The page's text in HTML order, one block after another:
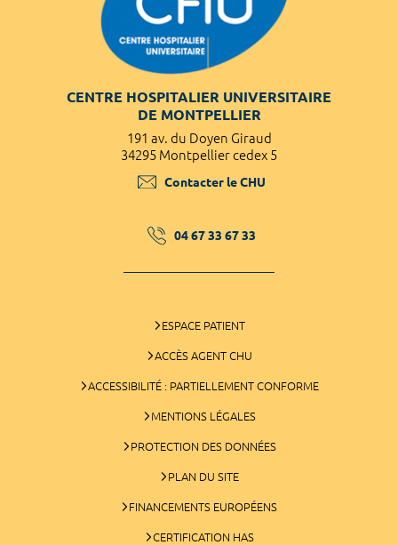
CENTRE HOSPITALIER UNIVERSITAIRE
DE MONTPELLIER
191 av. du Doyen Giraud
34295 Montpellier cedex 5
Contacter le CHU
04 67 33 67 33
ESPACE PATIENT
ACCÈS AGENT CHU
ACCESSIBILITÉ : PARTIELLEMENT CONFORME
MENTIONS LÉGALES
PROTECTION DES DONNÉES
PLAN DU SITE
FINANCEMENTS EUROPÉENS
CERTIFICATION HAS